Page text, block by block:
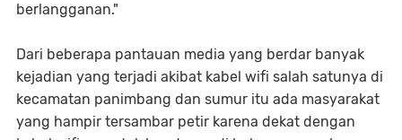
berlangganan."
Dari beberapa pantauan media yang berdar banyak
kejadian yang terjadi akibat kabel wifi salah satunya di
kecamatan panimbang dan sumur itu ada masyarakat
yang hampir tersambar petir karena dekat dengan